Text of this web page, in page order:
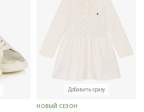
Добавить сразу
НОВЫЙ СЕЗОН